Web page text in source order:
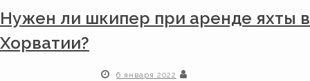
Нужен ли шкипер при аренде яхты в
Хорватии?
6 января 2022